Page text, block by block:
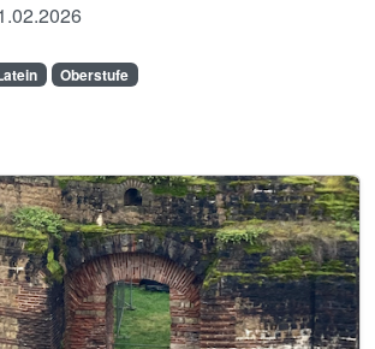
Oberstufe